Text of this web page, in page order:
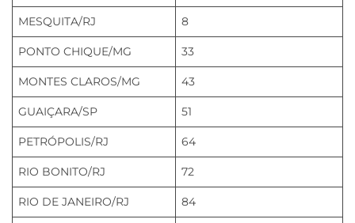
MESQUITA/RJ 8
PONTO CHIQUE/MG 33
MONTES CLAROS/MG 43
GUAIÇARA/SP 51
PETRÓPOLIS/RJ 64
RIO BONITO/RJ 72
RIO DE JANEIRO/RJ 84